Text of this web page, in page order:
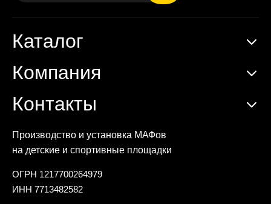
Производство и установка МАФов
на детские и спортивные площадки
ОГРН 1217700264979
ИНН 7713482582
Каталог
Компания
Контакты